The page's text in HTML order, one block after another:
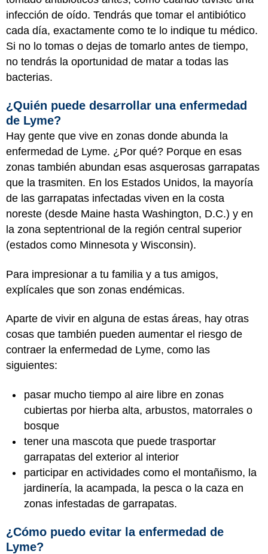
infección de oído. Tendrás que tomar el antibiótico
cada día, exactamente como te lo indique tu médico.
Si no lo tomas o dejas de tomarlo antes de tiempo,
no tendrás la oportunidad de matar a todas las
bacterias.
¿Quién puede desarrollar una enfermedad
de Lyme?
Hay gente que vive en zonas donde abunda la
enfermedad de Lyme. ¿Por qué? Porque en esas
zonas también abundan esas asquerosas garrapatas
que la trasmiten. En los Estados Unidos, la mayoría
de las garrapatas infectadas viven en la costa
noreste (desde Maine hasta Washington, D.C.) y en
la zona septentrional de la región central superior
(estados como Minnesota y Wisconsin).
Para impresionar a tu familia y a tus amigos,
explícales que son zonas endémicas.
Aparte de vivir en alguna de estas áreas, hay otras
cosas que también pueden aumentar el riesgo de
contraer la enfermedad de Lyme, como las
siguientes:
pasar mucho tiempo al aire libre en zonas
cubiertas por hierba alta, arbustos, matorrales o
bosque
tener una mascota que puede trasportar
garrapatas del exterior al interior
participar en actividades como el montañismo, la
jardinería, la acampada, la pesca o la caza en
zonas infestadas de garrapatas.
¿Cómo puedo evitar la enfermedad de
Lyme?